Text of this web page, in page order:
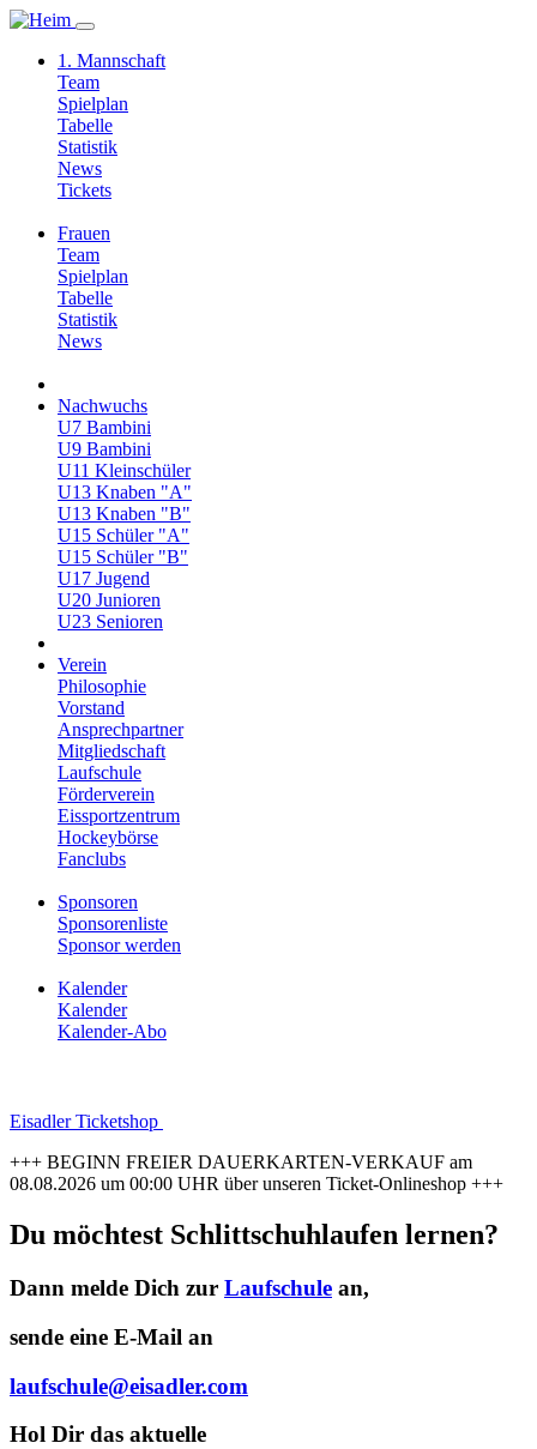
1. Mannschaft
Team
Spielplan
Tabelle
Statistik
News
Tickets
Frauen
Team
Spielplan
Tabelle
Statistik
News
Nachwuchs
U7 Bambini
U9 Bambini
U11 Kleinschüler
U13 Knaben "A"
U13 Knaben "B"
U15 Schüler "A"
U15 Schüler "B"
U17 Jugend
U20 Junioren
U23 Senioren
Verein
Philosophie
Vorstand
Ansprechpartner
Mitgliedschaft
Laufschule
Förderverein
Eissportzentrum
Hockeybörse
Fanclubs
Sponsoren
Sponsorenliste
Sponsor werden
Kalender
Kalender
Kalender-Abo
Eisadler Ticketshop
+++ BEGINN FREIER DAUERKARTEN-VERKAUF am
08.08.2026 um 00:00 UHR über unseren Ticket-Onlineshop +++
Du möchtest Schlittschuhlaufen lernen?
Dann melde Dich zur Laufschule an,
sende eine E-Mail an
laufschule@eisadler.com
Hol Dir das aktuelle